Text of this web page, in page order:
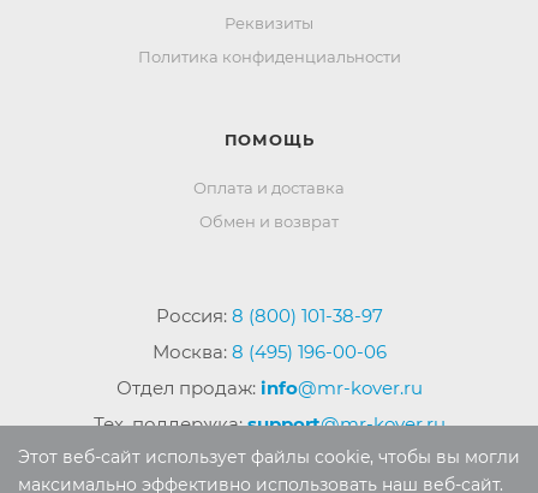
Реквизиты
Политика конфиденциальности
ПОМОЩЬ
Оплата и доставка
Обмен и возврат
Россия: 8 (800) 101-38-97
Москва: 8 (495) 196-00-06
Отдел продаж: info@mr-kover.ru
Тех. поддержка:support@mr-kover.ru
Этот веб-сайт использует файлы cookie, чтобы вы могли
максимально эффективно использовать наш веб-сайт.